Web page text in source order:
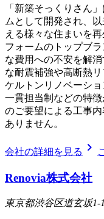
「新築そっくりさん
ムとして開発され、
える様々な住まいを
フォームのトップブ
な費用への不安を解
な耐震補強や高断熱
ケルトンリノベーシ
一貫担当制などの特
のご要望による工事
ありません。
会社の詳細を見る chevron_right
Renovia株式会社
東京都渋谷区道玄坂